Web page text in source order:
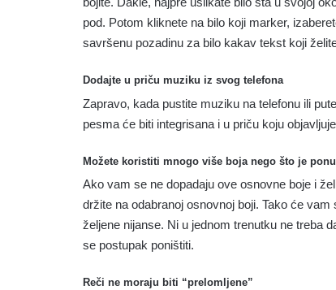
pod. Potom kliknete na bilo koji marker,
savršenu pozadinu za bilo kakav tekst koji
Dodajte u priču muziku iz svog telefona
Zapravo, kada pustite muziku na telefonu ili
pesma će biti integrisana i u priču koju
Možete koristiti mnogo više boja nego što je
Ako vam se ne dopadaju ove osnovne boje i
držite na odabranoj osnovnoj boji. Tako će
željene nijanse. Ni u jednom trenutku ne treba
se postupak poništiti.
Reči ne moraju biti “prelomljene”